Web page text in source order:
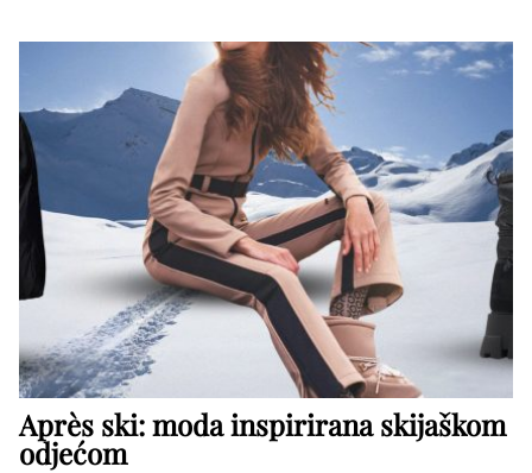
Après ski: moda inspirirana skijaškom
odjećom